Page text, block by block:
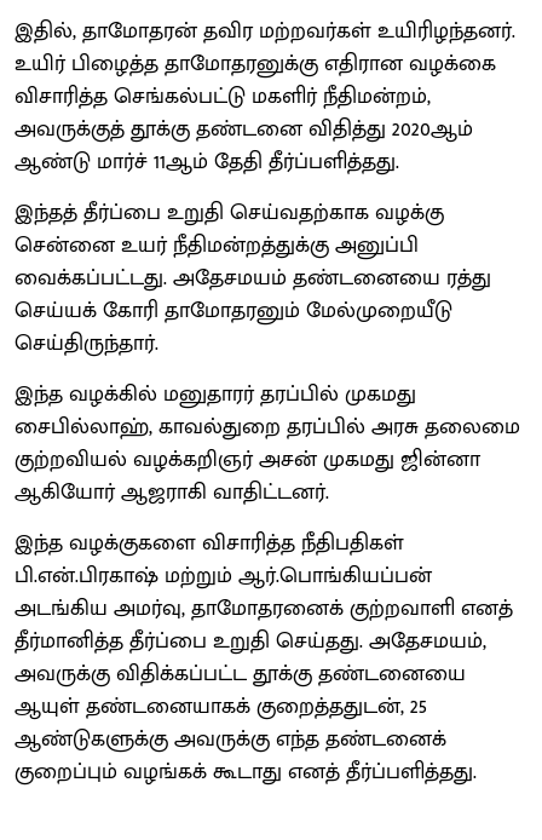
இதில், தாமோதரன் தவிர மற்றவர்கள் உயிரிழந்தனர்.
உயிர் பிழைத்த தாமோதரனுக்கு எதிரான வழக்கை
விசாரித்த செங்கல்பட்டு மகளிர் நீதிமன்றம்,
அவருக்குத் தூக்கு தண்டனை விதித்து 2020ஆம்
ஆண்டு மார்ச் 11ஆம் தேதி தீர்ப்பளித்தது.
இந்தத் தீர்ப்பை உறுதி செய்வதற்காக வழக்கு
சென்னை உயர் நீதிமன்றத்துக்கு அனுப்பி
வைக்கப்பட்டது. அதேசமயம் தண்டனையை ரத்து
செய்யக் கோரி தாமோதரனும் மேல்முறையீடு
செய்திருந்தார்.
இந்த வழக்கில் மனுதாரர் தரப்பில் முகமது
சைபில்லாஹ், காவல்துறை தரப்பில் அரசு தலைமை
குற்றவியல் வழக்கறிஞர் அசன் முகமது ஜின்னா
ஆகியோர் ஆஜராகி வாதிட்டனர்.
இந்த வழக்குகளை விசாரித்த நீதிபதிகள்
பி.என்.பிரகாஷ் மற்றும் ஆர்.பொங்கியப்பன்
அடங்கிய அமர்வு, தாமோதரனைக் குற்றவாளி எனத்
தீர்மானித்த தீர்ப்பை உறுதி செய்தது. அதேசமயம்,
அவருக்கு விதிக்கப்பட்ட தூக்கு தண்டனையை
ஆயுள் தண்டனையாகக் குறைத்ததுடன், 25
ஆண்டுகளுக்கு அவருக்கு எந்த தண்டனைக்
குறைப்பும் வழங்கக் கூடாது எனத் தீர்ப்பளித்தது.